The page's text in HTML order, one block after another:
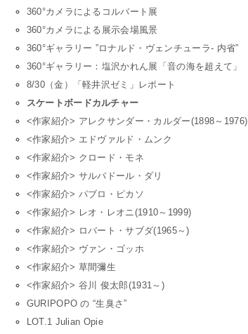
360°カメラによるコルバート展
360°カメラによる展示会場風景
360°ギャラリー ”ロナルド・ヴェンチューラ- 内省”
360°ギャラリー：塩沢かれん展「音の海を超えて」
8/30（金）「軽井沢ゼミ」レポート
スケートボードカルチャー
<作家紹介> アレクサンダー・カルダー(1898～1976)
<作家紹介> エドヴァルド・ムンク
<作家紹介> クロード・モネ
<作家紹介> サルバドール・ダリ
<作家紹介> パブロ・ピカソ
<作家紹介> レオ・レオニ(1910～1999)
<作家紹介> ロバート・サブダ(1965～)
<作家紹介> ヴァン・ゴッホ
<作家紹介> 草間彌生
<作家紹介> 谷川 俊太郎(1931～)
GURIPOPO の “生臭さ”
LOT.1 Julian Opie